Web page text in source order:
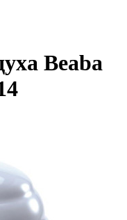
Beaba